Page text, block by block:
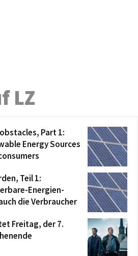
LZ
Part 1:
Energy Sources
Teil 1:
Energien-
die Verbraucher
Freitag, der 7.